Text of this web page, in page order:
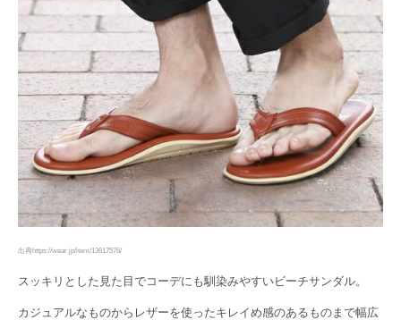
出典https://wear.jp/item/13617576/
スッキリとした見た目でコーデにも馴染みやすいビーチサンダル。
カジュアルなものからレザーを使ったキレイめ感のあるものまで幅広